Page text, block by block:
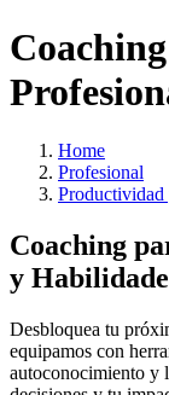
Home
Profesional
Coaching
y
Desbloquea tu
equipamos con
autoconocimiento y